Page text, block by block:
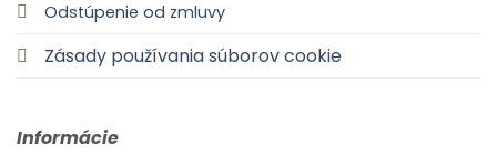
Odstúpenie od zmluvy
Zásady používania súborov cookie
Informácie